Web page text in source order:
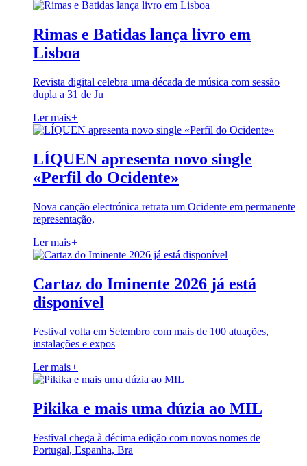
Rimas e Batidas lança livro em
Lisboa
Revista digital celebra uma década de música com sessão
dupla a 31 de Ju
Ler mais+
LÍQUEN apresenta novo single
«Perfil do Ocidente»
Nova canção electrónica retrata um Ocidente em permanente
representação,
Ler mais+
Cartaz do Iminente 2026 já está
disponível
Festival volta em Setembro com mais de 100 atuações,
instalações e expos
Ler mais+
Pikika e mais uma dúzia ao MIL
Festival chega à décima edição com novos nomes de
Portugal, Espanha, Bra